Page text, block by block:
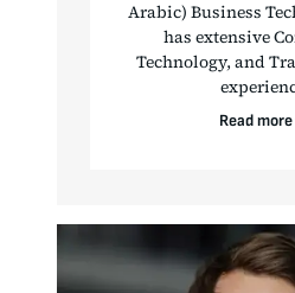
Arabic) Business
has extensive
Technology, and
Read more